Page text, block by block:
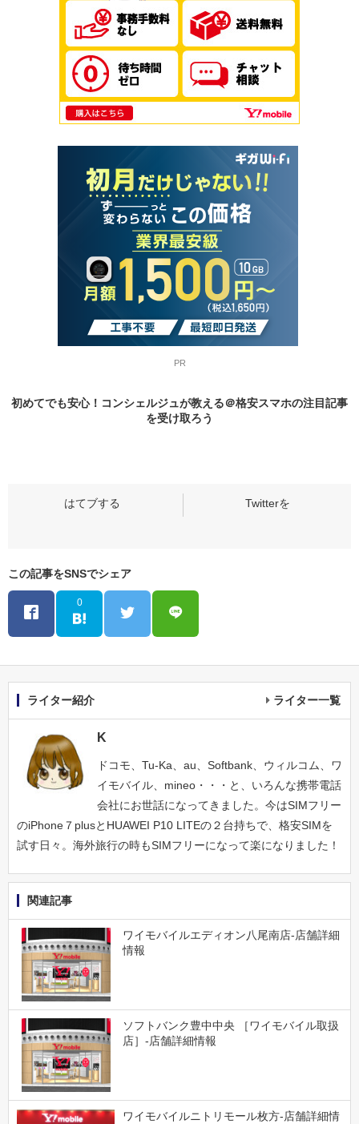
PR
初めてでも安心！コンシェルジュが教える＠格安スマホの注目記事
を受け取ろう
この記事をSNSでシェア
0
ライター紹介 ライター一覧
K
ドコモ、Tu-Ka、au、Softbank、ウィルコム、ワ
イモバイル、mineo・・・と、いろんな携帯電話
会社にお世話になってきました。今はSIMフリー
のiPhone７plusとHUAWEI P10 LITEの２台持ちで、格安SIMを
試す日々。海外旅行の時もSIMフリーになって楽になりました！
関連記事
ワイモバイルエディオン八尾南店-店舗詳細
情報
ソフトバンク豊中中央 ［ワイモバイル取扱
店］-店舗詳細情報
ワイモバイルニトリモール枚方-店舗詳細情